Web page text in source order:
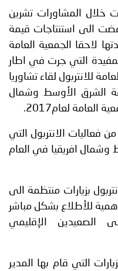
خلال المشاورات تشرين
الى استنتاجات قيمة
لاحقا الجمعية العامة
المفيدة التي جرت في اطار
للانتربول لقاء تشاوريا
الشرق الأوسط وشمال
لعام2017.
فعاليات الانتربول التي
افريقيا في العام
بزيارات منتظمة الى
للأطلاع بشكل مباشر
الصعيدين الإقليمي
التي قام بها المدير